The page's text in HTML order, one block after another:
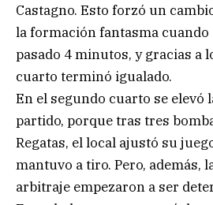
Castagno. Esto forzó un
la formación fantasma
pasado 4 minutos, y gracias a
cuarto terminó igualado.
En el segundo cuarto se elevó
partido, porque tras tres
Regatas, el local ajustó su
mantuvo a tiro. Pero, además,
arbitraje empezaron a ser